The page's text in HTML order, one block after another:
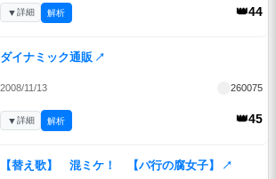
👑44
▼詳細 解析
ダイナミック通販 ↗
2008/11/13 260075
👑45
▼詳細 解析
【替え歌】 混ミケ！ 【バ行の腐女子】 ↗